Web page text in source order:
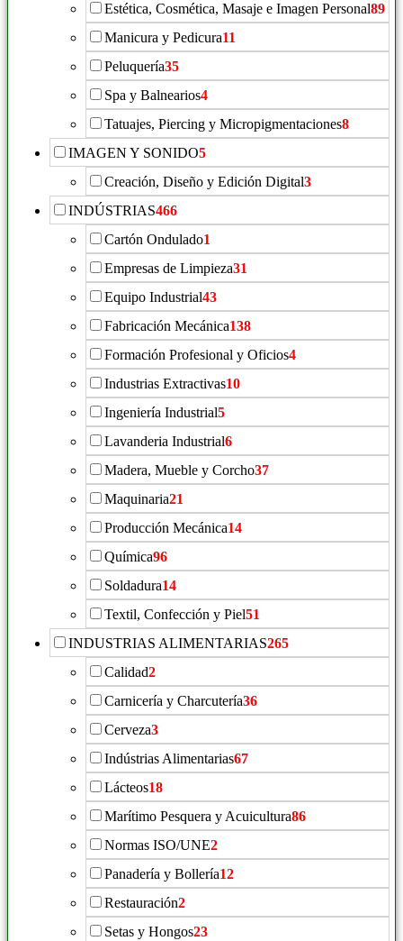
Estética, Cosmética, Masaje e Imagen Personal89
Manicura y Pedicura11
Peluquería35
Spa y Balnearios4
Tatuajes, Piercing y Micropigmentaciones8
IMAGEN Y SONIDO5
Creación, Diseño y Edición Digital3
INDÚSTRIAS466
Cartón Ondulado1
Empresas de Limpieza31
Equipo Industrial43
Fabricación Mecánica138
Formación Profesional y Oficios4
Industrias Extractivas10
Ingeniería Industrial5
Lavanderia Industrial6
Madera, Mueble y Corcho37
Maquinaria21
Producción Mecánica14
Química96
Soldadura14
Textil, Confección y Piel51
INDUSTRIAS ALIMENTARIAS265
Calidad2
Carnicería y Charcutería36
Cerveza3
Indústrias Alimentarias67
Lácteos18
Marítimo Pesquera y Acuicultura86
Normas ISO/UNE2
Panadería y Bollería12
Restauración2
Setas y Hongos23